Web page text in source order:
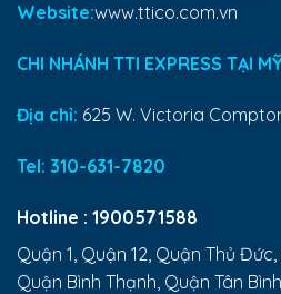
Website:www.ttico.com.vn
CHI NHÁNH TTI EXPRESS TẠI
Địa chỉ: 625 W. Victoria
Tel: 310-631-7820
Hotline : 1900571588
Quận 1, Quận 12, Quận Thủ
Quận Bình Thạnh, Quận Tân